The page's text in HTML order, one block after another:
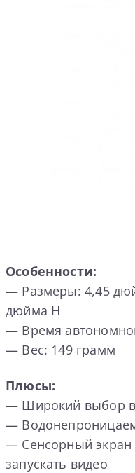
Особенности:
— Размеры: 4,45
дюйма H
— Время
— Вес: 149 грамм
Плюсы:
— Широкий выбор
—
— Сенсорный экран
запускать видео